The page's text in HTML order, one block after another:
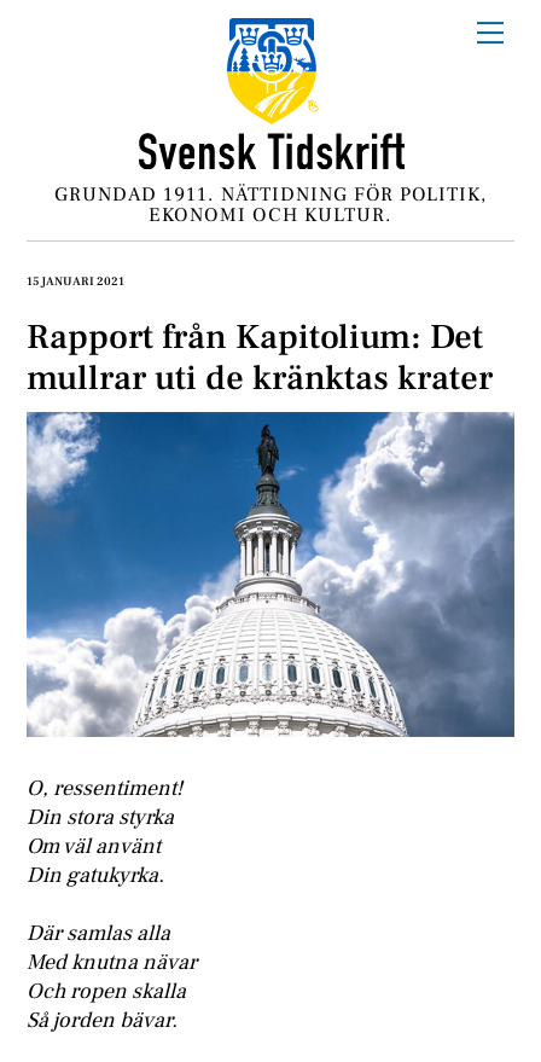
GRUNDAD 1911. NÄTTIDNING FÖR POLITIK,
EKONOMI OCH KULTUR.
15 JANUARI 2021
Rapport från Kapitolium: Det
mullrar uti de kränktas krater
O, ressentiment!
Din stora styrka
Om väl använt
Din gatukyrka.
Där samlas alla
Med knutna nävar
Och ropen skalla
Så jorden bävar.